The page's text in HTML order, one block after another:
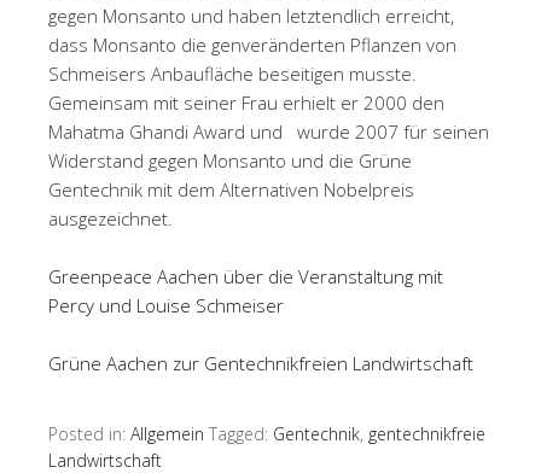
gegen Monsanto und haben letztendlich erreicht,
dass Monsanto die genveränderten Pflanzen von
Schmeisers Anbaufläche beseitigen musste.
Gemeinsam mit seiner Frau erhielt er 2000 den
Mahatma Ghandi Award und wurde 2007 für seinen
Widerstand gegen Monsanto und die Grüne
Gentechnik mit dem Alternativen Nobelpreis
ausgezeichnet.
Greenpeace Aachen über die Veranstaltung mit
Percy und Louise Schmeiser
Grüne Aachen zur Gentechnikfreien Landwirtschaft
Posted in: Allgemein Tagged: Gentechnik, gentechnikfreie
Landwirtschaft